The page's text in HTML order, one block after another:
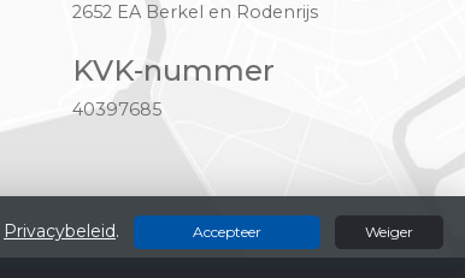
2652 EA Berkel en Rodenrijs
KVK-nummer
40397685
Privacybeleid. Accepteer Weiger